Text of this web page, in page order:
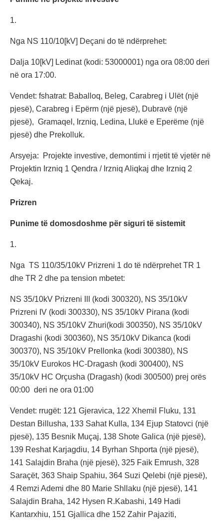
1.
Nga NS 110/10[kV] Deçani do të ndërprehet:
Dalja 10[kV] Ledinat (kodi: 53000001) nga ora 08:00 deri
në ora 17:00.
Vendet: fshatrat: Baballoq, Beleg, Carabreg i Ulët (një
pjesë), Carabreg i Epërm (një pjesë), Dubravë (një
pjesë), Gramaqel, Irzniq, Ledina, Llukë e Eperëme (një
pjesë) dhe Prekolluk.
Arsyeja: Projekte investive, demontimi i rrjetit të vjetër në
Projektin Irzniq 1 Qendra / Irzniq Aliqkaj dhe Irzniq 2
Qekaj.
Prizren
Punime të domosdoshme për siguri të sistemit
1.
Nga TS 110/35/10kV Prizreni 1 do të ndërprehet TR 1
dhe TR 2 dhe pa tension mbetet:
NS 35/10kV Prizreni III (kodi 300320), NS 35/10kV
Prizreni IV (kodi 300330), NS 35/10kV Pirana (kodi
300340), NS 35/10kV Zhuri(kodi 300350), NS 35/10kV
Dragashi (kodi 300360), NS 35/10kV Dikanca (kodi
300370), NS 35/10kV Prellonka (kodi 300380), NS
35/10kV Eurokos HC-Dragash (kodi 300400), NS
35/10kV HC Orçusha (Dragash) (kodi 300500) prej orës
00:00 deri ne ora 01:00
Vendet: rrugët: 121 Gjeravica, 122 Xhemil Fluku, 131
Destan Billusha, 133 Sahat Kulla, 134 Ejup Statovci (një
pjesë), 135 Besnik Muçaj, 138 Shote Galica (një pjesë),
139 Reshat Karjagdiu, 14 Byrhan Shporta (një pjesë),
141 Salajdin Braha (një pjesë), 325 Faik Emrush, 328
Saraçët, 363 Shaip Spahiu, 364 Suzi Qelebi (një pjesë),
4 Remzi Ademi dhe 80 Marie Shllaku (një pjesë), 141
Salajdin Braha, 142 Hysen R.Kabashi, 149 Hadi
Kantarxhiu, 151 Gjallica dhe 152 Zahir Pajaziti,